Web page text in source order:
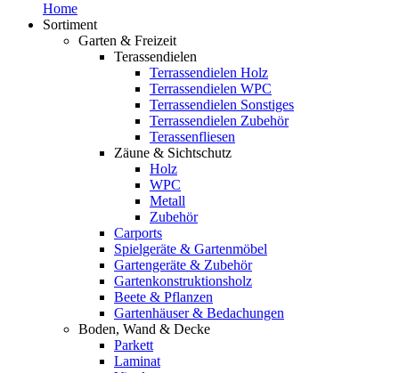
Home
Sortiment
Garten & Freizeit
Terassendielen
Terrassendielen Holz
Terrassendielen WPC
Terrassendielen Sonstiges
Terrassendielen Zubehör
Terassenfliesen
Zäune & Sichtschutz
Holz
WPC
Metall
Zubehör
Carports
Spielgeräte & Gartenmöbel
Gartengeräte & Zubehör
Gartenkonstruktionsholz
Beete & Pflanzen
Gartenhäuser & Bedachungen
Boden, Wand & Decke
Parkett
Laminat